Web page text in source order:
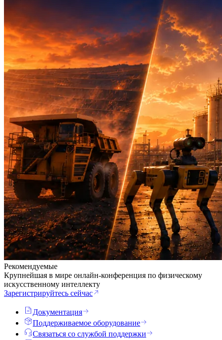
Рекомендуемые
Крупнейшая в мире онлайн-конференция по физическому
искусственному интеллекту
Зарегистрируйтесь сейчас
Документация
Поддерживаемое оборудование
Связаться со службой поддержки